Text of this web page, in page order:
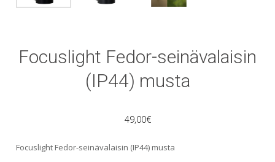
Focuslight Fedor-seinävalaisin
(IP44) musta
49,00€
Focuslight Fedor-seinävalaisin (IP44) musta